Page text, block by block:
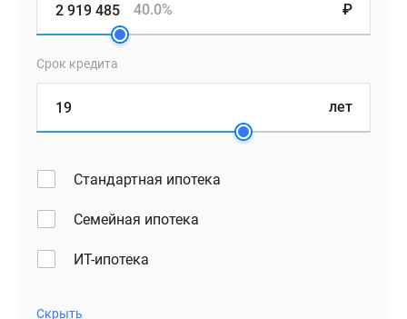
₽
40.0%
Срок кредита
лет
Стандартная ипотека
Семейная ипотека
ИТ-ипотека
Скрыть